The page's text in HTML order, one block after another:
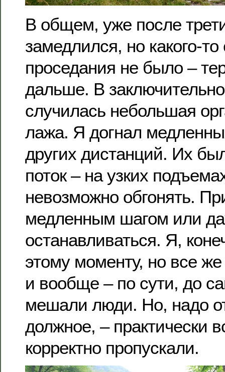
В общем, уже после
замедлился, но какого-то
проседания не было –
дальше. В
случилась небольшая
лажа. Я догнал
других дистанций. Их
поток – на узких
невозможно обгонять.
медленным шагом или
останавливаться. Я,
этому моменту, но все
и вообще – по сути, до
мешали люди. Но, надо
должное, – практически
корректно пропускали.